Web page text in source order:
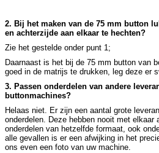
2. Bij het maken van de 75 mm button
en achterzijde aan elkaar te hechten?
Zie het gestelde onder punt 1;
Daarnaast is het bij de 75 mm button van
goed in de matrijs te drukken, leg deze er
3. Passen onderdelen van andere
buttonmachines?
Helaas niet. Er zijn een aantal grote
onderdelen. Deze hebben nooit met elkaar
onderdelen van hetzelfde formaat, ook
alle gevallen is er een afwijking in het
ons even een foto van uw machine.